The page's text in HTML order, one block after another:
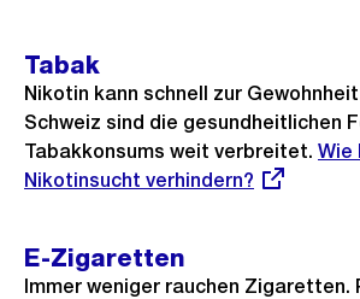
Tabak
Nikotin kann schnell zur
Schweiz sind die gesundheitlichen
Tabakkonsums weit verbreitet. Wie
Nikotinsucht verhindern?
E-Zigaretten
Immer weniger rauchen Zigaretten.